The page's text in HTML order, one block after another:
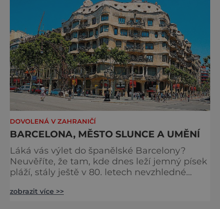
DOVOLENÁ V ZAHRANIČÍ
BARCELONA, MĚSTO SLUNCE A UMĚNÍ
Láká vás výlet do španělské Barcelony?
Neuvěříte, že tam, kde dnes leží jemný písek
pláží, stály ještě v 80. letech nevzhledné
Barcelona se tak přerodila z ošklivky
zobrazit více >>